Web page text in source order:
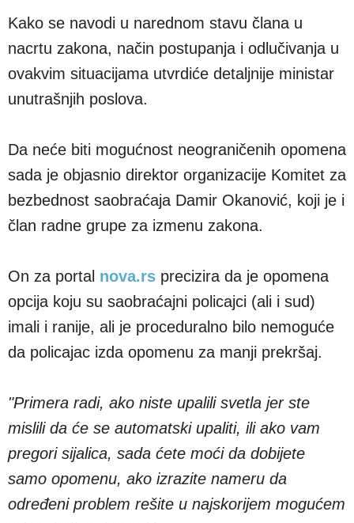
Kako se navodi u narednom stavu člana u
nacrtu zakona, način postupanja i odlučivanja u
ovakvim situacijama utvrdiće detaljnije ministar
unutrašnjih poslova.
Da neće biti mogućnost neograničenih opomena
sada je objasnio direktor organizacije Komitet za
bezbednost saobraćaja Damir Okanović, koji je i
član radne grupe za izmenu zakona.
On za portal nova.rs precizira da je opomena
opcija koju su saobraćajni policajci (ali i sud)
imali i ranije, ali je proceduralno bilo nemoguće
da policajac izda opomenu za manji prekršaj.
"Primera radi, ako niste upalili svetla jer ste
mislili da će se automatski upaliti, ili ako vam
pregori sijalica, sada ćete moći da dobijete
samo opomenu, ako izrazite nameru da
određeni problem rešite u najskorijem mogućem